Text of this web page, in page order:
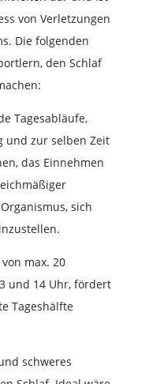
von Verletzungen
Die folgenden
den Schlaf
Tagesabläufe,
und zur selben Zeit
das Einnehmen
sich
max. 20
und 14 Uhr, fördert
Tageshälfte
schweres